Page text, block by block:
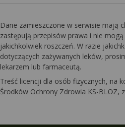
Dane zamieszczone w serwisie mają
zastępują przepisów prawa i nie
jakichkolwiek roszczeń. W razie
dotyczących zażywanych leków,
lekarzem lub farmaceutą.
Treść licencji dla osób fizycznych, na
Środków Ochrony Zdrowia KS-BLOZ,